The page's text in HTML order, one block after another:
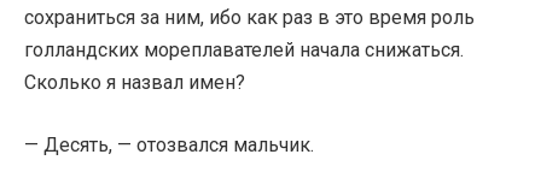
сохраниться за ним, ибо как раз в это время роль
голландских мореплавателей начала снижаться.
Сколько я назвал имен?
— Десять, — отозвался мальчик.